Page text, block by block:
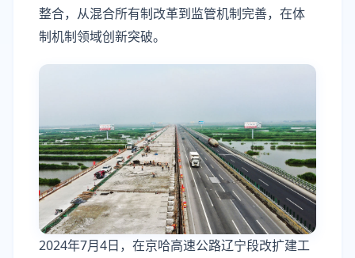
整合，从混合所有制改革到监管机制完善，在体
制机制领域创新突破。
2024年7月4日，在京哈高速公路辽宁段改扩建工